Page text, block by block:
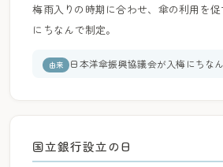
梅雨入りの時期に合わせ、傘の利用を
にちなんで制定。
由来 日本洋傘振興協議会が入梅にちな
国立銀行設立の日